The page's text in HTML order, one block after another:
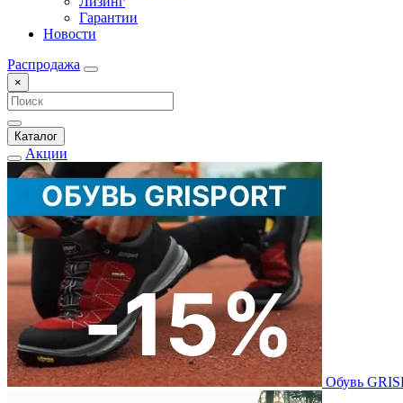
Гарантии
Новости
Распродажа
×
Каталог
Акции
Обувь